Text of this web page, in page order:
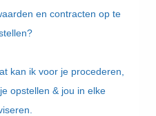
en contracten op te
kan ik voor je procederen,
opstellen & jou in elke